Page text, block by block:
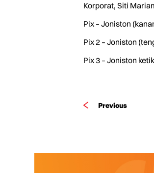
Korporat, Siti
Pix – Joniston
Pix 2 – Joniston
Pix 3 – Joniston
Previous